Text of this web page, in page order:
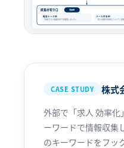
提案の切り口 実用例
電話トーク例
「採用コスト削減の件でお電話しました」
メール件名例
「求人掲載の効率化についてご提案
CASE STUDY 株式
外部で「求人 効率化
ーワードで情報収集
のキーワードをフッ